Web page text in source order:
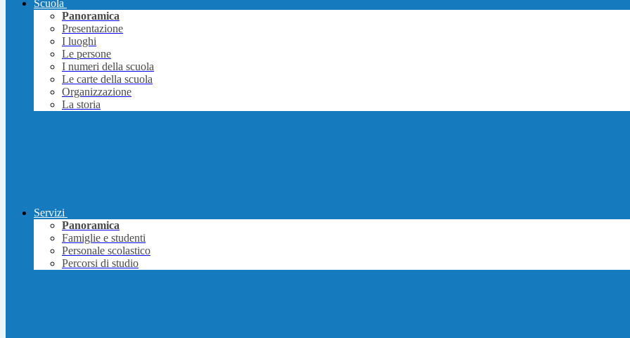
Scuola
Panoramica
Presentazione
I luoghi
Le persone
I numeri della scuola
Le carte della scuola
Organizzazione
La storia
Servizi
Panoramica
Famiglie e studenti
Personale scolastico
Percorsi di studio